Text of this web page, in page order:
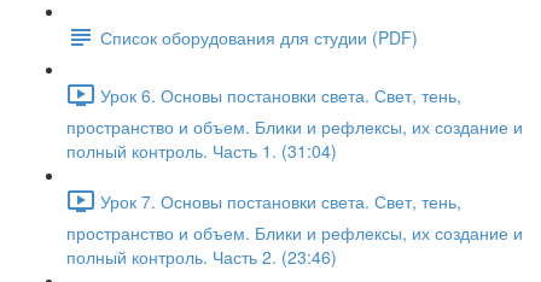
Список оборудования для студии (PDF)
Урок 6. Основы постановки света. Свет, тень,
пространство и объем. Блики и рефлексы, их создание и
полный контроль. Часть 1. (31:04)
Урок 7. Основы постановки света. Свет, тень,
пространство и объем. Блики и рефлексы, их создание и
полный контроль. Часть 2. (23:46)